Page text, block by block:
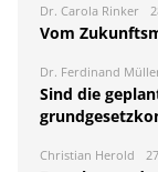
Dr. Carola Rinker
Vom
Dr. Ferdinand
Sind die
Christian Herold